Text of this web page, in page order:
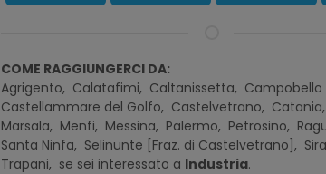
COME RAGGIUNGERCI DA:
Agrigento, Calatafimi, Caltanissetta, Campobello
Castellammare del Golfo, Castelvetrano, Catania,
Marsala, Menfi, Messina, Palermo, Petrosino,
Santa Ninfa, Selinunte [Fraz. di Castelvetrano],
Trapani, se sei interessato a Industria.